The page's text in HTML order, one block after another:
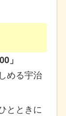
」
める宇治
とときに